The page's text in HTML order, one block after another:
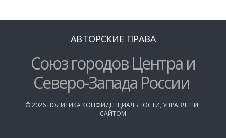
АВТОРСКИЕ ПРАВА
Союз городов Центра и
Северо-Запада России
©2026 ПОЛИТИКА КОНФИДЕНЦИАЛЬНОСТИ, УПРАВЛЕНИЕ
САЙТОМ